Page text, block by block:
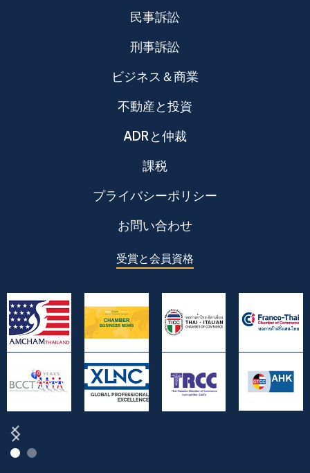
民事訴訟
刑事訴訟
ビジネス＆商業
不動産と投資
ADRと仲裁
課税
プライバシーポリシー
お問い合わせ
受賞と会員資格